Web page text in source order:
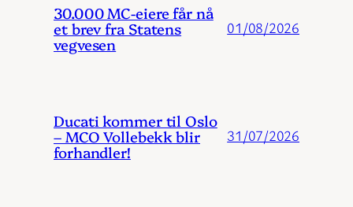
30.000 MC-eiere får nå
et brev fra Statens
vegvesen
01/08/2026
Ducati kommer til Oslo
– MCO Vollebekk blir
forhandler!
31/07/2026